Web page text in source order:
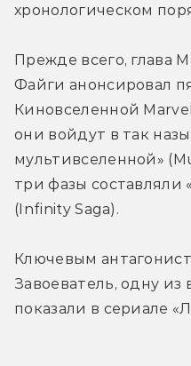
хронологическом
Прежде всего, глава
Файги анонсировал
Киновселенной
они войдут в так
мультивселенной»
три фазы составляли
(Infinity Saga).
Ключевым
Завоеватель, одну из
показали в сериале